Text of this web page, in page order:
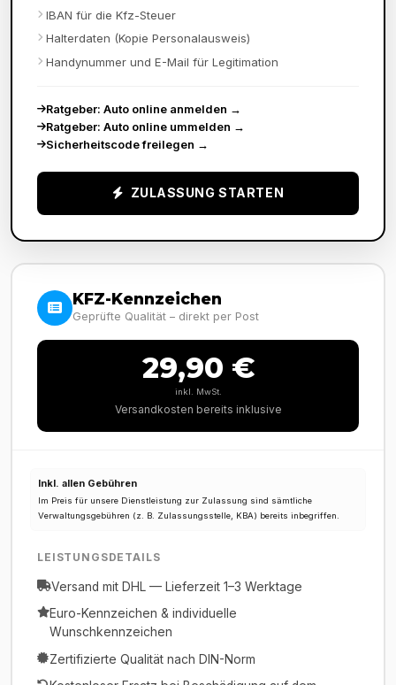
IBAN für die Kfz-Steuer
Halterdaten (Kopie Personalausweis)
Handynummer und E-Mail für Legitimation
Ratgeber: Auto online anmelden →
Ratgeber: Auto online ummelden →
Sicherheitscode freilegen →
ZULASSUNG STARTEN
KFZ-Kennzeichen
Geprüfte Qualität – direkt per Post
29,90 €
inkl. MwSt.
Versandkosten bereits inklusive
Inkl. allen Gebühren
Im Preis für unsere Dienstleistung zur Zulassung sind sämtliche
Verwaltungsgebühren (z. B. Zulassungsstelle, KBA) bereits inbegriffen.
LEISTUNGSDETAILS
Versand mit DHL — Lieferzeit 1–3 Werktage
Euro-Kennzeichen & individuelle
Wunschkennzeichen
Zertifizierte Qualität nach DIN-Norm